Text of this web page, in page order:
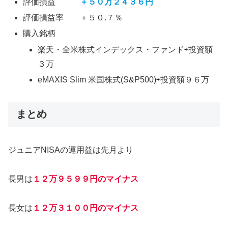
評価損益
＋５０万２４３６円
評価損益率 ＋５０.７％
購入銘柄
楽天・全米株式インデックス・ファンド⇨投資額
３万
eMAXIS Slim 米国株式(S&P500)⇨投資額９６万
まとめ
ジュニアNISAの運用益は先月より
長男は １２万９５９９円のマイナス
長女は １２万３１００円のマイナス